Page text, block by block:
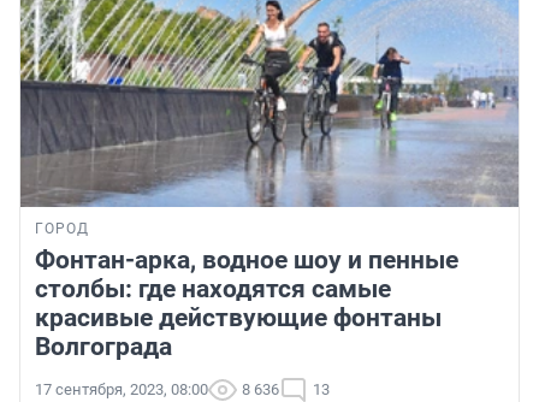
ГОРОД
Фонтан-арка, водное шоу и пенные
столбы: где находятся самые
красивые действующие фонтаны
Волгограда
17 сентября, 2023, 08:00 8 636 13